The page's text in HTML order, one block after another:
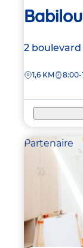
Adresse
la
2
DISTANCE
1,6 KM 8:00-
Partenaire